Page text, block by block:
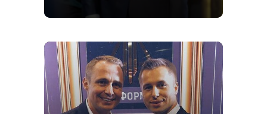
+7 495 414-25-57